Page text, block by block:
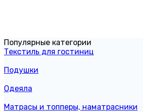
Популярные категории
Текстиль для гостиниц
Подушки
Одеяла
Матрасы и топперы, наматрасники